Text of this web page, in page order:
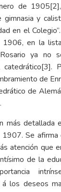
de 1905[2]
gimnasia y
en el
1906, en la
ya no
[3].
de
de
.
más detallada
Se afirma
atención que
de la
á los deseos